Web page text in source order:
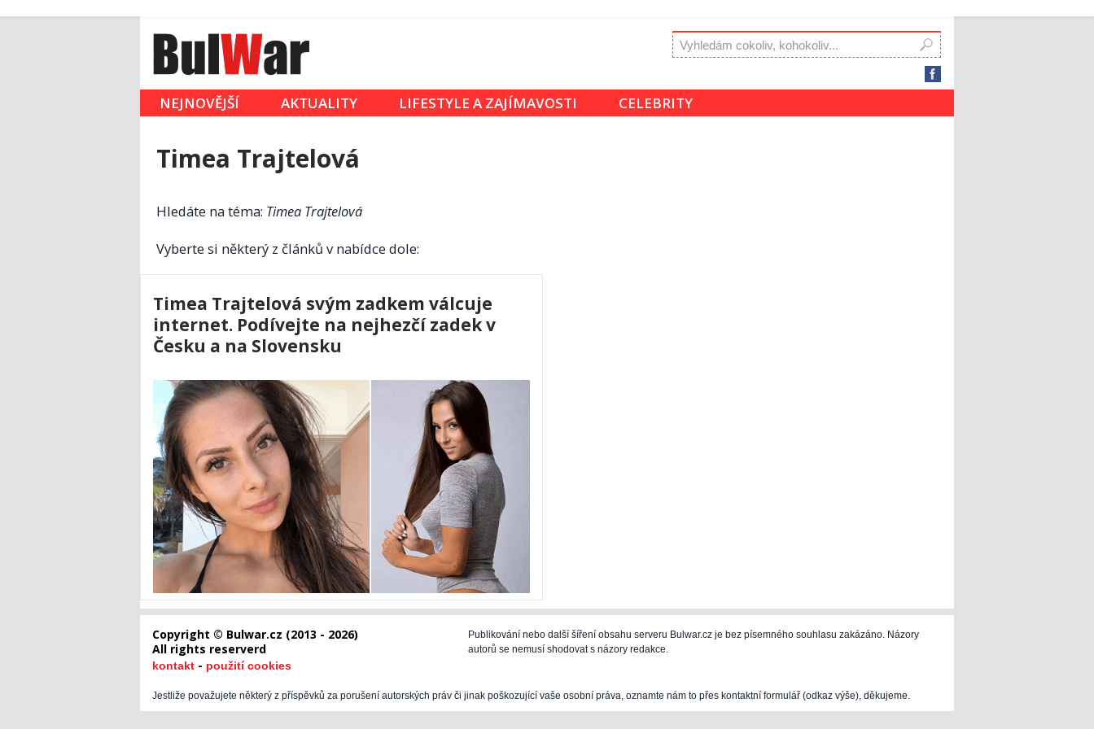
NEJNOVĚJŠÍ AKTUALITY LIFESTYLE A ZAJÍMAVOSTI CELEBRITY
Timea Trajtelová
Hledáte na téma: Timea Trajtelová
Vyberte si některý z článků v nabídce dole:
Timea Trajtelová svým zadkem válcuje
internet. Podívejte na nejhezčí zadek v
Česku a na Slovensku
Copyright © Bulwar.cz (2013 - 2026)
All rights reserverd
kontakt - použití cookies
Publikování nebo další šíření obsahu serveru Bulwar.cz je bez písemného souhlasu zakázáno. Názory
autorů se nemusí shodovat s názory redakce.
Jestliže považujete některý z příspěvků za porušení autorských práv či jinak poškozující vaše osobní práva, oznamte nám to přes kontaktní formulář (odkaz výše), děkujeme.